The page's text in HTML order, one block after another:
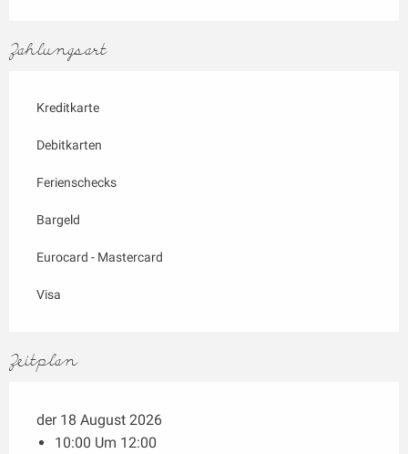
Zahlungsart
Kreditkarte
Debitkarten
Ferienschecks
Bargeld
Eurocard - Mastercard
Visa
Zeitplan
der 18 August 2026
10:00 Um 12:00